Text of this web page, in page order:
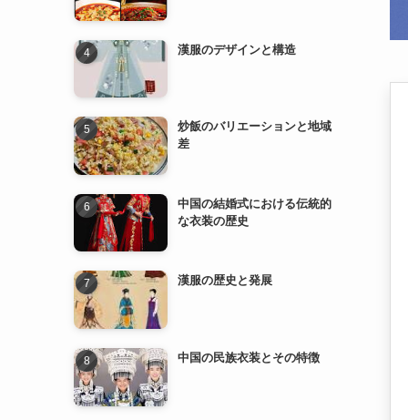
漢服のデザインと構造
炒飯のバリエーションと地域
差
中国の結婚式における伝統的
な衣装の歴史
漢服の歴史と発展
中国の民族衣装とその特徴